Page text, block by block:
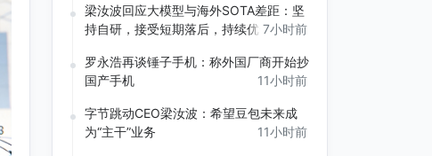
7小时前
梁汝波回应大模型与海外SOTA差距：坚
持自研，接受短期落后，持续优化长期竞
11小时前
罗永浩再谈锤子手机：称外国厂商开始抄
国产手机
11小时前
字节跳动CEO梁汝波：希望豆包未来成
为“主干”业务